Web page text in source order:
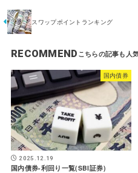
スワップポイントランキング
RECOMMEND
国内債券
2025.12.19
国内債券-利回り一覧(SBI証券)